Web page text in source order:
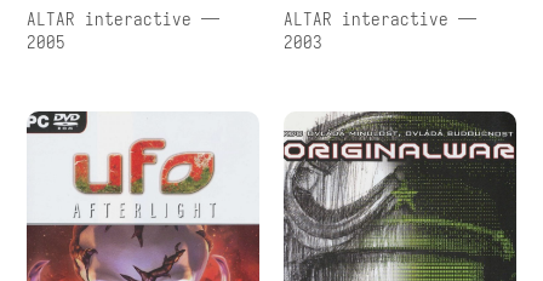
ALTAR interactive —
2005
ALTAR interactive —
2003